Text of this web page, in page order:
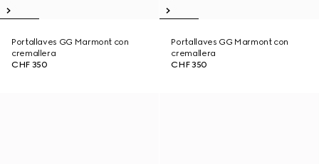
Portallaves GG Marmont con
cremallera
CHF 350
Portallaves GG Marmont con
cremallera
CHF 350